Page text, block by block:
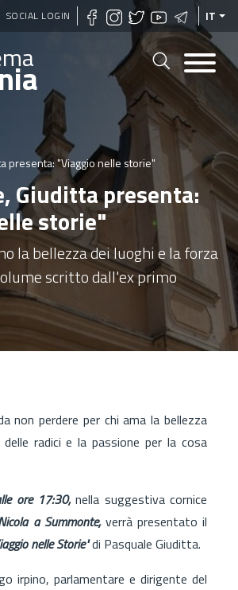
Salta
al
SOCIAL LOGIN IT
presenta: "Viaggio nelle storie"
Giuditta presenta:
storie"
la bellezza dei luoghi e la forza
scritto dall'ex primo
non perdere per chi ama la bellezza
radici e la passione per la cosa
ore 17:30,nella suggestiva cornice
a Summonte,verrà presentato il
nelle Storie"di Pasquale Giuditta.
irpino, parlamentare e dirigente del